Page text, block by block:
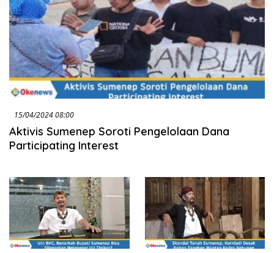
15/04/2024 08:00
Aktivis Sumenep Soroti Pengelolaan Dana
Participating Interest